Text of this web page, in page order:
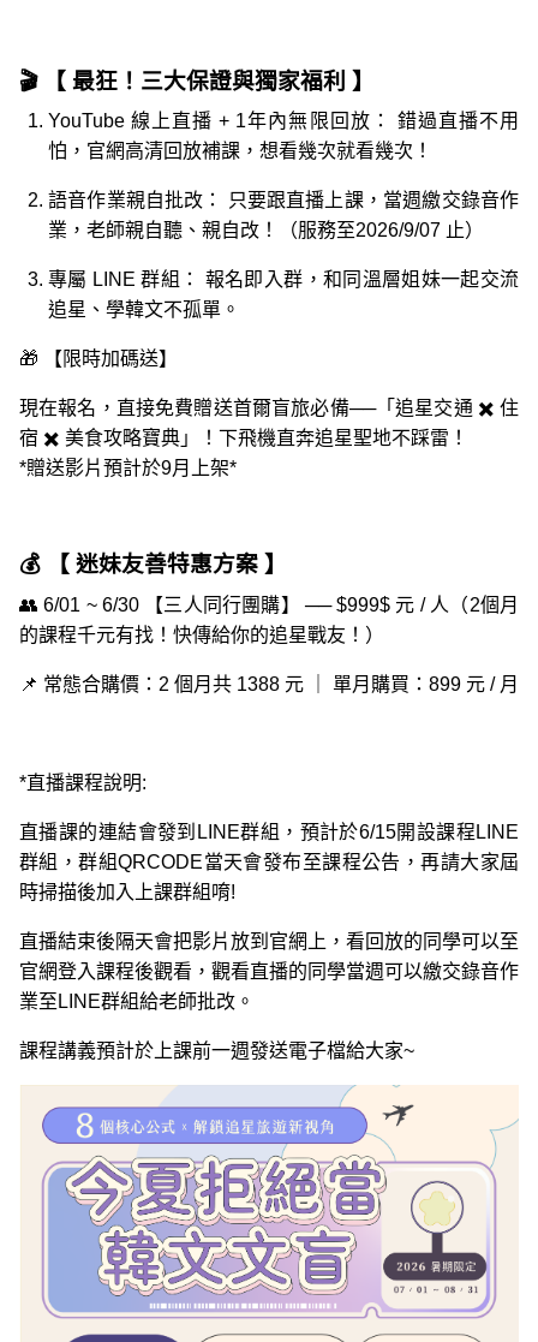
🎬 【 最狂！三大保證與獨家福利 】
YouTube 線上直播 + 1年內無限回放：
錯過直播不用
怕，官網高清回放補課，想看幾次就看幾次！
語音作業親自批改：
只要跟直播上課，當週繳交錄音作
業，老師親自聽、親自改！（服務至2026/9/07 止）
專屬 LINE 群組：
報名即入群，和同溫層姐妹一起交流
追星、學韓文不孤單。
🎁 【限時加碼送】
現在報名，直接免費贈送首爾盲旅必備──「追星交通 ✖️ 住
宿 ✖️ 美食攻略寶典」
！下飛機直奔追星聖地不踩雷！
*贈送影片預計於9月上架*
💰 【 迷妹友善特惠方案 】
👥6/01 ~ 6/30 【三人同行團購】 ──$999$ 元 / 人
（2個月
的課程千元有找！快傳給你的追星戰友！）
📌 常態合購價：2 個月共 1388 元 ｜ 單月購買：899 元 / 月
*直播課程說明:
直播課的連結會發到LINE群組，預計於6/15開設課程LINE
群組，群組QRCODE當天會發布至課程公告，再請大家屆
時掃描後加入上課群組唷!
直播結束後隔天會把影片放到官網上，看回放的同學可以至
官網登入課程後觀看，觀看直播的同學當週可以繳交錄音作
業至LINE群組給老師批改。
課程講義預計於上課前一週發送電子檔給大家~